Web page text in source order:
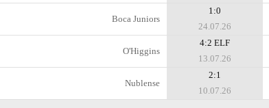
Boca Juniors
1:0
24.07.26
O'Higgins
4:2 ELF
13.07.26
Nublense
2:1
10.07.26